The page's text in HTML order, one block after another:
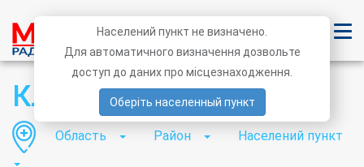
Область Район Населений пункт
Клініки
Населений пункт не визначено.
Для автоматичного визначення дозвольте
доступ до даних про місцезнаходження.
Оберіть населенный пункт